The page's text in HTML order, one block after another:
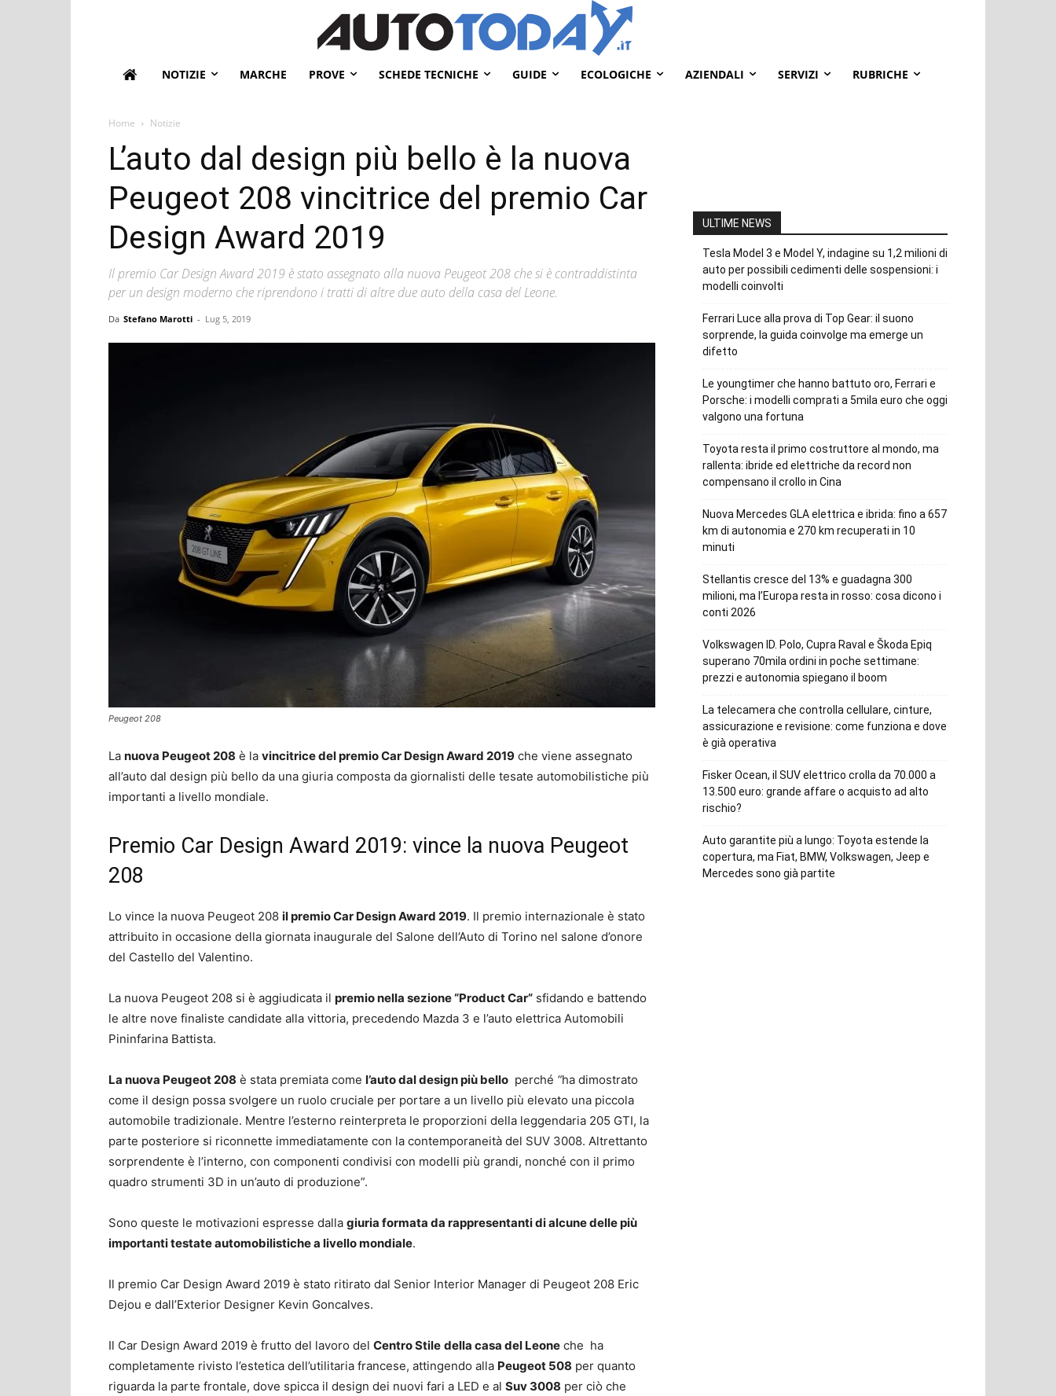
NOTIZIE MARCHE PROVE SCHEDE TECNICHE GUIDE ECOLOGICHE AZIENDALI SERVIZI RUBRICHE
Home Notizie
L’auto dal design più bello è la nuova
Peugeot 208 vincitrice del premio Car
Design Award 2019
Il premio Car Design Award 2019 è stato assegnato alla nuova Peugeot 208 che si è contraddistinta
per un design moderno che riprendono i tratti di altre due auto della casa del Leone.
Da Stefano Marotti - Lug 5, 2019
Peugeot 208
La nuova Peugeot 208 è la vincitrice del premio Car Design Award 2019 che viene assegnato
all’auto dal design più bello da una giuria composta da giornalisti delle tesate automobilistiche più
importanti a livello mondiale.
Premio Car Design Award 2019: vince la nuova Peugeot
208
Lo vince la nuova Peugeot 208 il premio Car Design Award 2019. Il premio internazionale è stato
attribuito in occasione della giornata inaugurale del Salone dell’Auto di Torino nel salone d’onore
del Castello del Valentino.
La nuova Peugeot 208 si è aggiudicata il premio nella sezione “Product Car” sfidando e battendo
le altre nove finaliste candidate alla vittoria, precedendo Mazda 3 e l’auto elettrica Automobili
Pininfarina Battista.
La nuova Peugeot 208 è stata premiata come l’auto dal design più bello perché “ha dimostrato
come il design possa svolgere un ruolo cruciale per portare a un livello più elevato una piccola
automobile tradizionale. Mentre l’esterno reinterpreta le proporzioni della leggendaria 205 GTI, la
parte posteriore si riconnette immediatamente con la contemporaneità del SUV 3008. Altrettanto
sorprendente è l’interno, con componenti condivisi con modelli più grandi, nonché con il primo
quadro strumenti 3D in un’auto di produzione”.
Sono queste le motivazioni espresse dalla giuria formata da rappresentanti di alcune delle più
importanti testate automobilistiche a livello mondiale.
Il premio Car Design Award 2019 è stato ritirato dal Senior Interior Manager di Peugeot 208 Eric
Dejou e dall’Exterior Designer Kevin Goncalves.
Il Car Design Award 2019 è frutto del lavoro del Centro Stile della casa del Leone che ha
completamente rivisto l’estetica dell’utilitaria francese, attingendo alla Peugeot 508 per quanto
riguarda la parte frontale, dove spicca il design dei nuovi fari a LED e al Suv 3008 per ciò che
ULTIME NEWS
Tesla Model 3 e Model Y, indagine su 1,2 milioni di
auto per possibili cedimenti delle sospensioni: i
modelli coinvolti
Ferrari Luce alla prova di Top Gear: il suono
sorprende, la guida coinvolge ma emerge un
difetto
Le youngtimer che hanno battuto oro, Ferrari e
Porsche: i modelli comprati a 5mila euro che oggi
valgono una fortuna
Toyota resta il primo costruttore al mondo, ma
rallenta: ibride ed elettriche da record non
compensano il crollo in Cina
Nuova Mercedes GLA elettrica e ibrida: fino a 657
km di autonomia e 270 km recuperati in 10
minuti
Stellantis cresce del 13% e guadagna 300
milioni, ma l’Europa resta in rosso: cosa dicono i
conti 2026
Volkswagen ID. Polo, Cupra Raval e Škoda Epiq
superano 70mila ordini in poche settimane:
prezzi e autonomia spiegano il boom
La telecamera che controlla cellulare, cinture,
assicurazione e revisione: come funziona e dove
è già operativa
Fisker Ocean, il SUV elettrico crolla da 70.000 a
13.500 euro: grande affare o acquisto ad alto
rischio?
Auto garantite più a lungo: Toyota estende la
copertura, ma Fiat, BMW, Volkswagen, Jeep e
Mercedes sono già partite